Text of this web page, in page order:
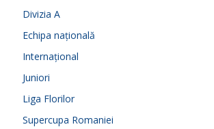
Divizia A
Echipa națională
Internațional
Juniori
Liga Florilor
Supercupa Romaniei